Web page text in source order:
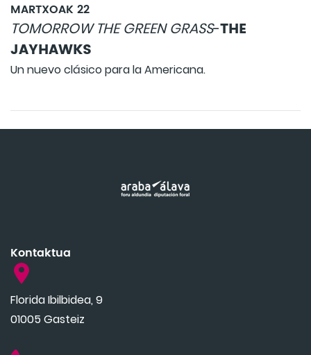
MARTXOAK 22
TOMORROW THE GREEN GRASS-THE
JAYHAWKS
Un nuevo clásico para la Americana.
Kontaktua
Florida Ibilbidea, 9
01005 Gasteiz